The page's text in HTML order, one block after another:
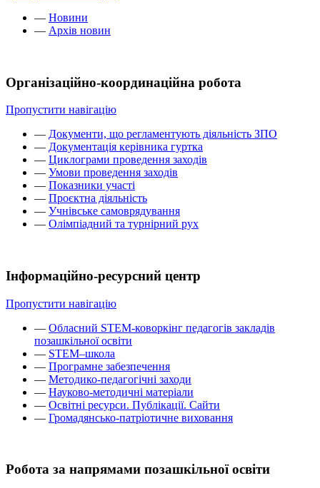
— Новини
— Архів новин
Організаційно-координаційна робота
Пропустити навігацію
— Документи, що регламентують діяльність ЗПО
— Документація керівника гуртка
— Циклограми проведення заходів
— Умови проведення заходів
— Показники участі
— Проєктна діяльність
— Учнівське самоврядування
— Олімпіадний та турнірний рух
Інформаційно-ресурсний центр
Пропустити навігацію
— Обласний STEM-коворкінг педагогів закладів
позашкільної освіти
— STEM–школа
— Програмне забезпечення
— Методико-педагогічні заходи
— Науково-методичні матеріали
— Освітні ресурси. Публікації. Сайти
— Громадянсько-патріотичне виховання
Робота за напрямами позашкільної освіти